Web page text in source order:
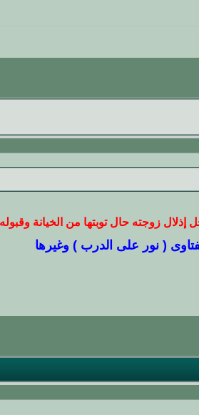
إذلال زوجته حال توبتها من الخيانة وقبوله
( نور على الدرب ) وغيرها